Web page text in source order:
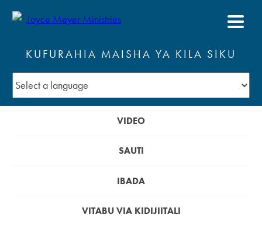
KUFURAHIA MAISHA YA KILA SIKU
VIDEO
SAUTI
IBADA
VITABU VIA KIDIJIITALI